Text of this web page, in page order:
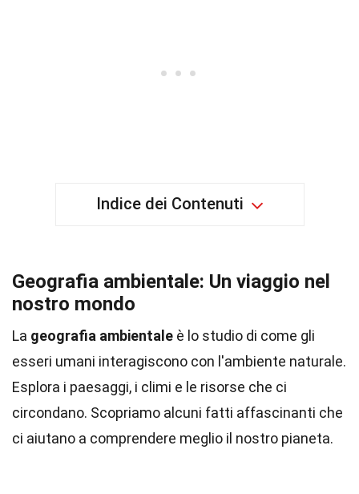
Indice dei Contenuti
Geografia ambientale: Un viaggio nel
nostro mondo
La geografia ambientale è lo studio di come gli
esseri umani interagiscono con l'ambiente naturale.
Esplora i paesaggi, i climi e le risorse che ci
circondano. Scopriamo alcuni fatti affascinanti che
ci aiutano a comprendere meglio il nostro pianeta.